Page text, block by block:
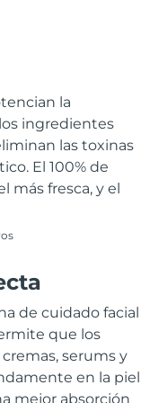
la
ingredientes
las toxinas
El 100% de
más fresca, y el
de cuidado facial
que los
serums y
en la
mejor absorción
device
Gel
gel
sérum
Solution
de tus ojos
device
ojos
Scalp
Set
18% PAP gel